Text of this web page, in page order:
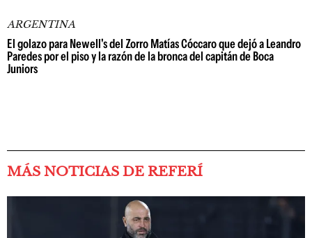
ARGENTINA
El golazo para Newell's del Zorro Matías Cóccaro que dejó a Leandro
Paredes por el piso y la razón de la bronca del capitán de Boca
Juniors
MÁS NOTICIAS DE REFERÍ